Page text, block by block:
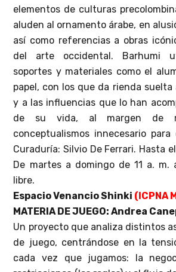
elementos de culturas
aluden al ornamento árabe, en
así como referencias a obras
del arte occidental. Barhumi
soportes y materiales como el
papel, con los que da rienda
y a las influencias que lo han
de su vida, al margen de
conceptualismos innecesario
Curaduría: Silvio De Ferrari. Hasta
De martes a domingo de 11 a. m.
libre.
Espacio Venancio Shinki (ICPNA
MATERIA DE JUEGO: Andrea
Un proyecto que analiza distintos
de juego, centrándose en la
cada vez que jugamos: la